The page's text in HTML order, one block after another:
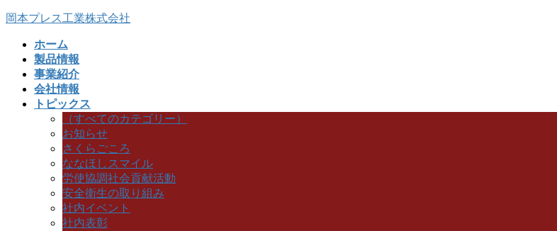
コ
ナ
岡本プレス工業株式会社
ホーム
製品情報
事業紹介
会社情報
トピックス
（すべてのカテゴリー）
お知らせ
さくらごころ
ななほしスマイル
労使協調社会貢献活動
安全衛生の取り組み
社内イベント
社内表彰